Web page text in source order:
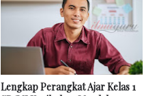
Lengkap Perangkat Ajar Kelas 1